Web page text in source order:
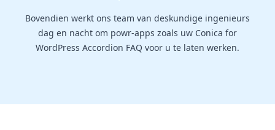
Bovendien werkt ons team van deskundige ingenieurs
dag en nacht om powr-apps zoals uw Conica for
WordPress Accordion FAQ voor u te laten werken.